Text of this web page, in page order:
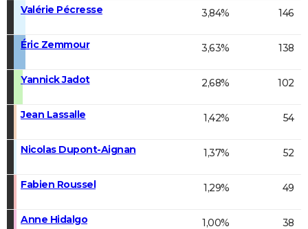
Valérie Pécresse 3,84% 146
Éric Zemmour 3,63% 138
Yannick Jadot 2,68% 102
Jean Lassalle 1,42% 54
Nicolas Dupont-Aignan 1,37% 52
Fabien Roussel 1,29% 49
Anne Hidalgo 1,00% 38